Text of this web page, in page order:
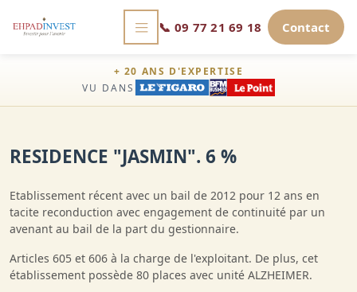
📞 09 77 21 69 18 Contact
+ 20 ANS D'EXPERTISE
VU DANS
RESIDENCE "JASMIN". 6 %
Etablissement récent avec un bail de 2012 pour 12 ans en
tacite reconduction avec engagement de continuité par un
avenant au bail de la part du gestionnaire.
Articles 605 et 606 à la charge de l'exploitant. De plus, cet
établissement possède 80 places avec unité ALZHEIMER.